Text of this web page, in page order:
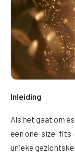
Wangen
CONTOUR & HALS
Kaaklijn
Hals
Hyperpigmentatie
Saypha Volume Plus
Sculptra (collageen
Silhouette Soft
Teosyal Redensity
HUID &
Peeling
Plexr Soft Surgery
Volume Verlies
Atletisch
Digitale Nek Profiel
Inleiding
Als het gaat om
een one-size-
unieke